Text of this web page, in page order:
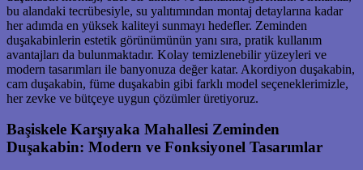
bu alandaki tecrübesiyle, su yalıtımından montaj detaylarına kadar
her adımda en yüksek kaliteyi sunmayı hedefler. Zeminden
duşakabinlerin estetik görünümünün yanı sıra, pratik kullanım
avantajları da bulunmaktadır. Kolay temizlenebilir yüzeyleri ve
modern tasarımları ile banyonuza değer katar. Akordiyon duşakabin,
cam duşakabin, füme duşakabin gibi farklı model seçeneklerimizle,
her zevke ve bütçeye uygun çözümler üretiyoruz.
Başiskele Karşıyaka Mahallesi Zeminden
Duşakabin: Modern ve Fonksiyonel Tasarımlar